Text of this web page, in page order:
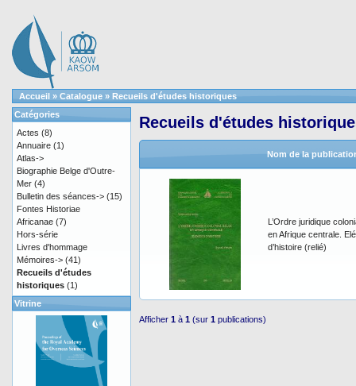
Accueil » Catalogue » Recueils d'études historiques
Recueils d'études
Nom de la
L’Ordre juridique
en Afrique centrale.
d’histoire (relié)
Afficher 1 à 1 (sur 1 publications)
Catégories
Actes (8)
Annuaire (1)
Atlas->
Biographie Belge d'Outre-
Mer (4)
Bulletin des séances-> (15)
Fontes Historiae
Africanae (7)
Hors-série
Livres d'hommage
Mémoires-> (41)
Recueils d'études
historiques (1)
Vitrine